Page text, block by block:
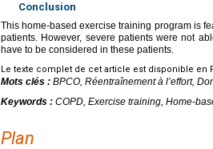
Conclusion
This home-based exercise training program is
patients. However, severe patients were not
have to be considered in these patients.
Le texte complet de cet article est disponible en
Mots clés : BPCO, Réentraînement à l’effort,
Keywords : COPD, Exercise training, Home-
Plan